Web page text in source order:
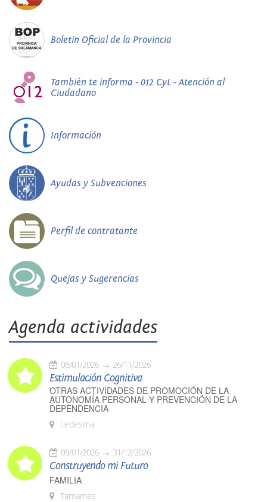
Boletín Oficial de la Provincia
También te informa - 012 CyL - Atención al
Ciudadano
Información
Ayudas y Subvenciones
Perfil de contratante
Quejas y Sugerencias
Agenda actividades
08/01/2026 26/11/2026
Estimulación Cognitiva
OTRAS ACTIVIDADES DE PROMOCIÓN DE LA
AUTONOMÍA PERSONAL Y PREVENCIÓN DE LA
DEPENDENCIA
Ledesma
09/01/2026 31/12/2026
Construyendo mi Futuro
FAMILIA
Tamames